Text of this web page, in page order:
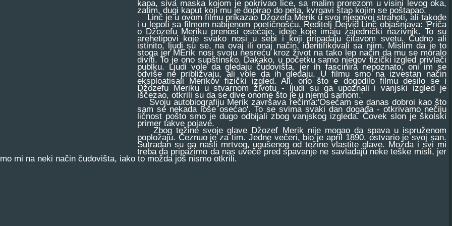
kapa, siva maska kojom je pokrivao lice, sa malim prorezom u visini levog oka,
zatim, dugi kaput koji mu je dopirao do peta, kvrgavi štap kojim se poštapao.
Linč je u ovom filmu prikazao Džozefa Merik u svoj njegovoj strahoti, ali takođe
i u lepoti sa filmom nabijenom poetičnošću. Reditelj Dejvid Linč objašnjava: 'Priča
o Džozefu Meriku prenosi osećaje, ideje koje imaju zajednički nazivnik. To su
arehetipovi koje svako nosi u sebi i koji pripadaju čitavom svetu. Čudno ali
istinito, ljudi su se, na ovaj ili onaj način, identifikovali sa njim. Mislim da je to
stoga jer MErik nosi svoju nesreću kroz život na tako lep način da mu se moralo
diviti. To je ono supštinsko. Dakako, u početku samo njegov fizički izgled privlači
publku. Ljudi vole da gledaju čudovišta, jer ih fascinira nepoznato, oni im se
odviše ne približvaju, ali vole da ih gledaju. U filmu smo na izvestan način
eksploatisali Merikov fizički izgled. Ali, ono što e dogodilo filmu desilo se i
Džozefu Meriku u stvarnom životu - ljudi su ga upoznali i vanjski izgled je
iščezao, otkrili su da se dive onome što je u njemu samom.'
Svoju autobiografiju Merik završava rečima:'Osećam se danas dobroi kao što
sam se nekada loše osećao'. To se svima svaki dan događa - otkrivamo nečiju
ličnost pošto smo je dugo odbijali zbog vanjskog izgleda. Čovek slon je školski
primer takve pojave.
Zbog težine svoje glave Džozef Merik nije mogao da spava u ispruženom
popložaju. Čeznuo je za tim. Jedne večeri, bio je april 1890. ostvario je svoj san.
Sutradan su ga našli mrtvog, ugušenog od težine vlastite glave. Možda i svi mi
treba da pripazimo da nas uveče pred spavanje ne savladaju neke teške misli, jer
mi na neki način čudovišta, iako to možda još nismo otkrili.